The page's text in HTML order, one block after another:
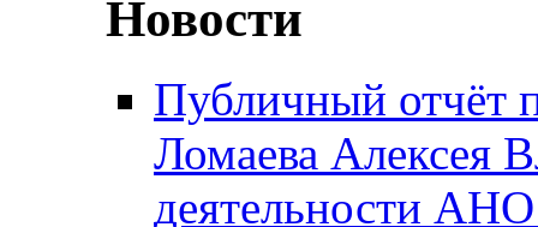
Новости
Публичный отчёт
Ломаева Алексея
деятельности